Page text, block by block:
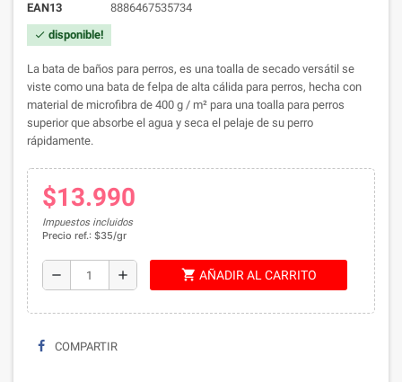
EAN13
8886467535734
check disponible!
La bata de baños para perros, es una toalla de secado versátil se
viste como una bata de felpa de alta cálida para perros, hecha con
material de microfibra de 400 g / m² para una toalla para perros
superior que absorbe el agua y seca el pelaje de su perro
rápidamente.
$13.990
Impuestos incluidos
Precio ref.: $35/gr
remove add shopping_cart AÑADIR AL CARRITO
COMPARTIR